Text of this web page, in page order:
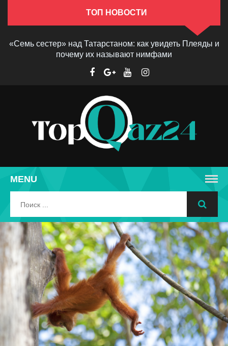
ТОП НОВОСТИ
«Семь сестер» над Татарстаном: как увидеть Плеяды и
почему их называют нимфами
MENU